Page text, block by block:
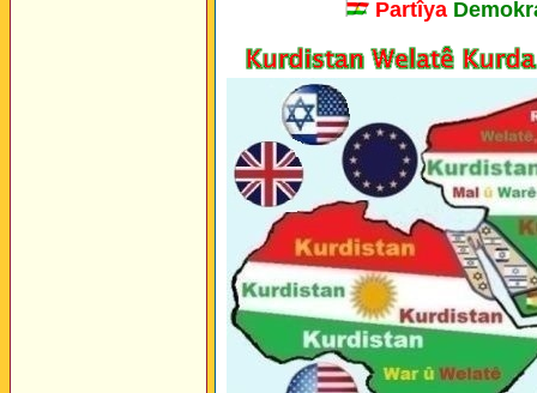
Partîya